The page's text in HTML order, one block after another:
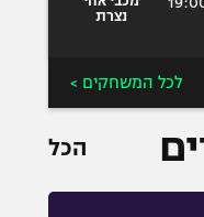
נצרת
לכל המשחקים >
הכל